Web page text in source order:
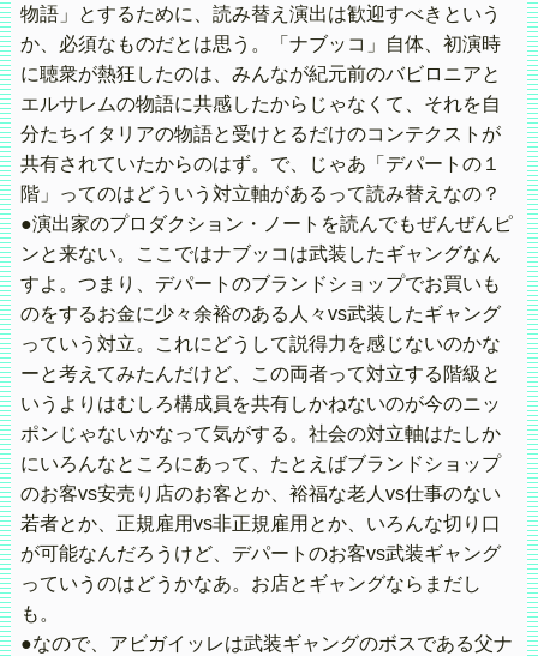
物語」とするために、読み替え演出は歓迎すべきという
か、必須なものだとは思う。「ナブッコ」自体、初演時
に聴衆が熱狂したのは、みんなが紀元前のバビロニアと
エルサレムの物語に共感したからじゃなくて、それを自
分たちイタリアの物語と受けとるだけのコンテクストが
共有されていたからのはず。で、じゃあ「デパートの１
階」ってのはどういう対立軸があるって読み替えなの？
●演出家のプロダクション・ノートを読んでもぜんぜんピ
ンと来ない。ここではナブッコは武装したギャングなん
すよ。つまり、デパートのブランドショップでお買いも
のをするお金に少々余裕のある人々vs武装したギャング
っていう対立。これにどうして説得力を感じないのかな
ーと考えてみたんだけど、この両者って対立する階級と
いうよりはむしろ構成員を共有しかねないのが今のニッ
ポンじゃないかなって気がする。社会の対立軸はたしか
にいろんなところにあって、たとえばブランドショップ
のお客vs安売り店のお客とか、裕福な老人vs仕事のない
若者とか、正規雇用vs非正規雇用とか、いろんな切り口
が可能なんだろうけど、デパートのお客vs武装ギャング
っていうのはどうかなあ。お店とギャングならまだし
も。
●なので、アビガイッレは武装ギャングのボスである父ナ